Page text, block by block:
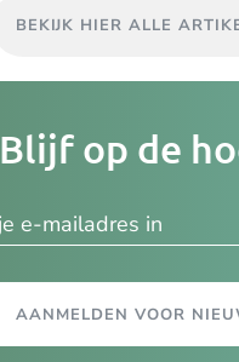
BEKIJK HIER ALLE
Blijf op de
AANMELDEN VOOR